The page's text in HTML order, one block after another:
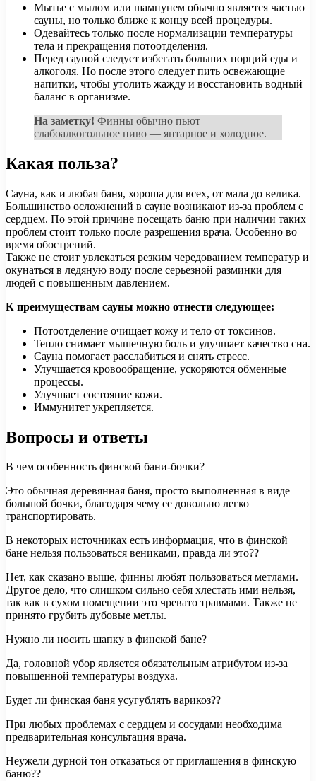
Мытье с мылом или шампунем обычно является частью
сауны, но только ближе к концу всей процедуры.
Одевайтесь только после нормализации температуры
тела и прекращения потоотделения.
Перед сауной следует избегать больших порций еды и
алкоголя. Но после этого следует пить освежающие
напитки, чтобы утолить жажду и восстановить водный
баланс в организме.
На заметку! Финны обычно пьют
слабоалкогольное пиво — янтарное и холодное.
Какая польза?
Сауна, как и любая баня, хороша для всех, от мала до велика.
Большинство осложнений в сауне возникают из-за проблем с
сердцем. По этой причине посещать баню при наличии таких
проблем стоит только после разрешения врача. Особенно во
время обострений.
Также не стоит увлекаться резким чередованием температур и
окунаться в ледяную воду после серьезной разминки для
людей с повышенным давлением.
К преимуществам сауны можно отнести следующее:
Потоотделение очищает кожу и тело от токсинов.
Тепло снимает мышечную боль и улучшает качество сна.
Сауна помогает расслабиться и снять стресс.
Улучшается кровообращение, ускоряются обменные
процессы.
Улучшает состояние кожи.
Иммунитет укрепляется.
Вопросы и ответы
В чем особенность финской бани-бочки?
Это обычная деревянная баня, просто выполненная в виде
большой бочки, благодаря чему ее довольно легко
транспортировать.
В некоторых источниках есть информация, что в финской
бане нельзя пользоваться вениками, правда ли это??
Нет, как сказано выше, финны любят пользоваться метлами.
Другое дело, что слишком сильно себя хлестать ими нельзя,
так как в сухом помещении это чревато травмами. Также не
принято грубить дубовые метлы.
Нужно ли носить шапку в финской бане?
Да, головной убор является обязательным атрибутом из-за
повышенной температуры воздуха.
Будет ли финская баня усугублять варикоз??
При любых проблемах с сердцем и сосудами необходима
предварительная консультация врача.
Неужели дурной тон отказаться от приглашения в финскую
баню??